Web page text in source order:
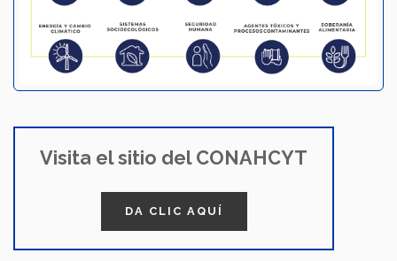
Visita el sitio del CONAHCYT
DA CLIC AQUÍ